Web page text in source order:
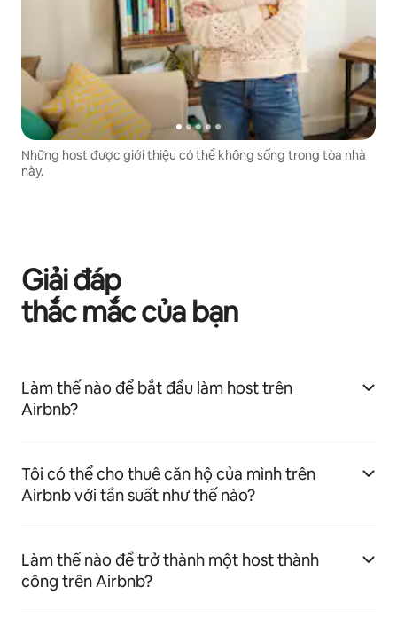
Những host được giới thiệu có thể không sống trong tòa nhà
này.
Giải đáp
thắc mắc của bạn
Làm thế nào để bắt đầu làm host trên
Airbnb?
Tôi có thể cho thuê căn hộ của mình trên
Airbnb với tần suất như thế nào?
Làm thế nào để trở thành một host thành
công trên Airbnb?